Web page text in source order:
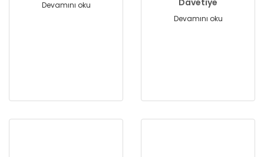
Devamını oku Davetiye
Devamını oku